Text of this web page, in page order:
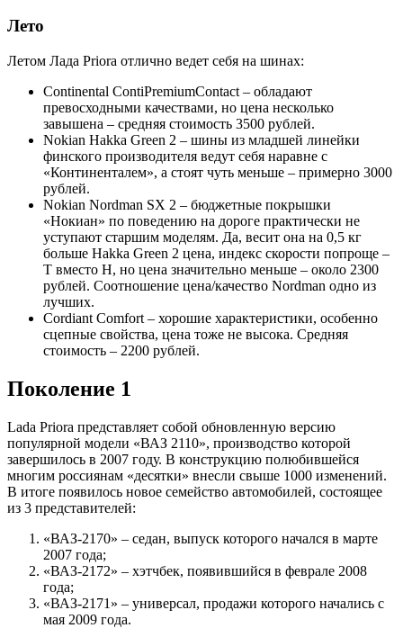
Лето
Летом Лада Priora отлично ведет себя на шинах:
Continental ContiPremiumContact – обладают
превосходными качествами, но цена несколько
завышена – средняя стоимость 3500 рублей.
Nokian Hakka Green 2 – шины из младшей линейки
финского производителя ведут себя наравне с
«Континенталем», а стоят чуть меньше – примерно 3000
рублей.
Nokian Nordman SX 2 – бюджетные покрышки
«Нокиан» по поведению на дороге практически не
уступают старшим моделям. Да, весит она на 0,5 кг
больше Hakka Green 2 цена, индекс скорости попроще –
T вместо H, но цена значительно меньше – около 2300
рублей. Соотношение цена/качество Nordman одно из
лучших.
Cordiant Comfort – хорошие характеристики, особенно
сцепные свойства, цена тоже не высока. Средняя
стоимость – 2200 рублей.
Поколение 1
Lada Priora представляет собой обновленную версию
популярной модели «ВАЗ 2110», производство которой
завершилось в 2007 году. В конструкцию полюбившейся
многим россиянам «десятки» внесли свыше 1000 изменений.
В итоге появилось новое семейство автомобилей, состоящее
из 3 представителей:
«ВАЗ-2170» – седан, выпуск которого начался в марте
2007 года;
«ВАЗ-2172» – хэтчбек, появившийся в феврале 2008
года;
«ВАЗ-2171» – универсал, продажи которого начались с
мая 2009 года.